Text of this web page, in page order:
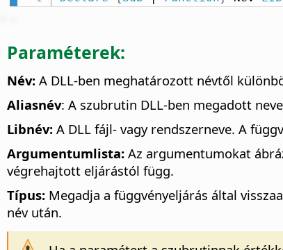
Paraméterek:
Név: A DLL-ben meghatározott névtől
Aliasnév: A szubrutin DLL-ben megadott
Libnév: A DLL fájl- vagy rendszerneve. A
Argumentumlista: Az argumentumokat
végrehajtott eljárástól függ.
Típus: Megadja a függvényeljárás által
név után.